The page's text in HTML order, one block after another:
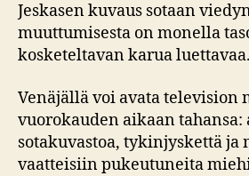
Jeskasen kuvaus sotaan
muuttumisesta on monella
kosketeltavan karua luettavaa.
Venäjällä voi avata
vuorokauden aikaan tahansa:
sotakuvastoa, tykinjyskettä ja
vaatteisiin pukeutuneita